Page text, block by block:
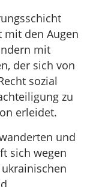
mit den Augen
mit
der sich von
sozial
zu
erleidet.
und
sich wegen